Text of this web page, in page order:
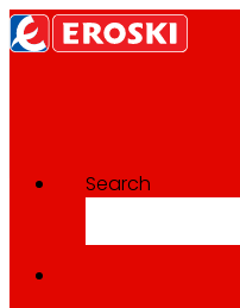
Search
Sala de prensa
Volver a todas as noticias